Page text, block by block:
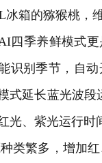
冰箱的猕猴桃，
季养鲜模式更
识别季节，自
式延长蓝光波段
光、紫光运行时
类繁多，增加